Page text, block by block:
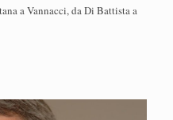
a Vannacci, da Di Battista a